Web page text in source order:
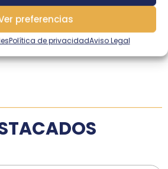
preferencias
Política de privacidadAviso Legal